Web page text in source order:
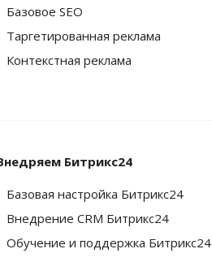
Базовое SEO
Таргетированная реклама
Контекстная реклама
Битрикс24
Базовая настройка Битрикс24
Внедрение CRM Битрикс24
Обучение и поддержка Битрикс24